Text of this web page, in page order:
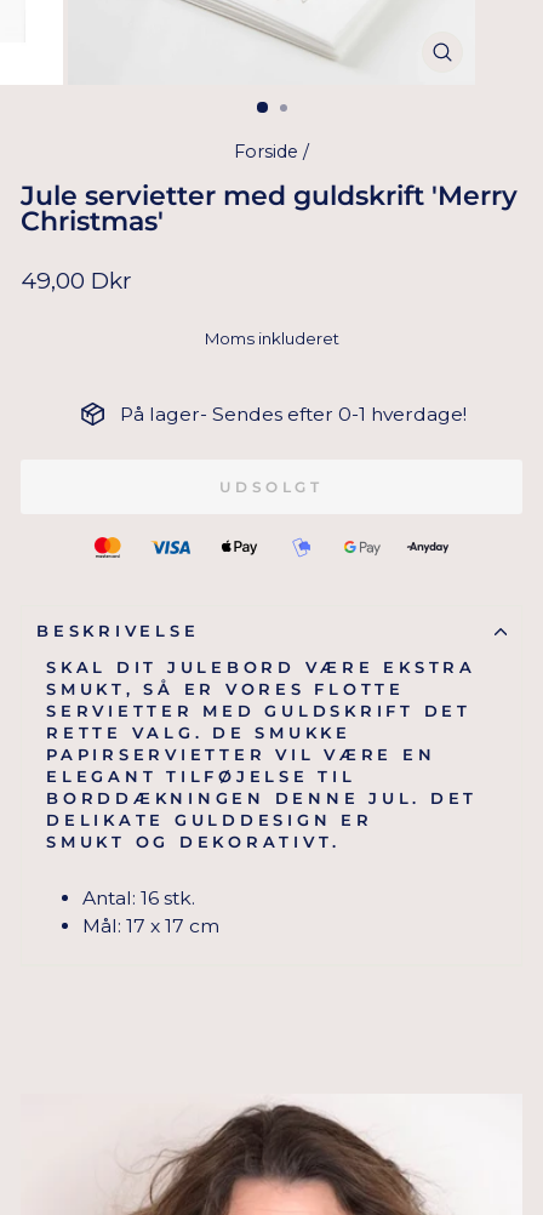
Forside /
Jule servietter med guldskrift 'Merry
Christmas'
Normal
49,00 Dkr
Moms inkluderet
På lager- Sendes efter 0-1 hverdage!
UDSOLGT
BESKRIVELSE
SKAL DIT JULEBORD VÆRE EKSTRA
SMUKT, SÅ ER VORES FLOTTE
SERVIETTER MED GULDSKRIFT DET
RETTE VALG. DE SMUKKE
PAPIRSERVIETTER VIL VÆRE EN
ELEGANT TILFØJELSE TIL
BORDDÆKNINGEN DENNE JUL. DET
DELIKATE GULDDESIGN ER
SMUKT OG DEKORATIVT.
Antal: 16 stk.
Mål: 17 x 17 cm